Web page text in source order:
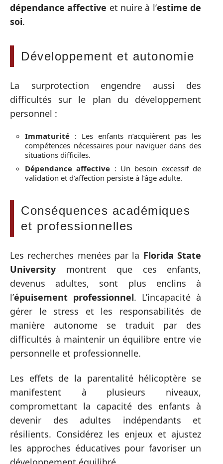
dépendance affective et nuire à l’estime de
soi.
Développement et autonomie
La surprotection engendre aussi des
difficultés sur le plan du développement
personnel :
Immaturité : Les enfants n’acquièrent pas les
compétences nécessaires pour naviguer dans des
situations difficiles.
Dépendance affective : Un besoin excessif de
validation et d’affection persiste à l’âge adulte.
Conséquences académiques
et professionnelles
Les recherches menées par la Florida State
University montrent que ces enfants,
devenus adultes, sont plus enclins à
l’épuisement professionnel. L’incapacité à
gérer le stress et les responsabilités de
manière autonome se traduit par des
difficultés à maintenir un équilibre entre vie
personnelle et professionnelle.
Les effets de la parentalité hélicoptère se
manifestent à plusieurs niveaux,
compromettant la capacité des enfants à
devenir des adultes indépendants et
résilients. Considérez les enjeux et ajustez
les approches éducatives pour favoriser un